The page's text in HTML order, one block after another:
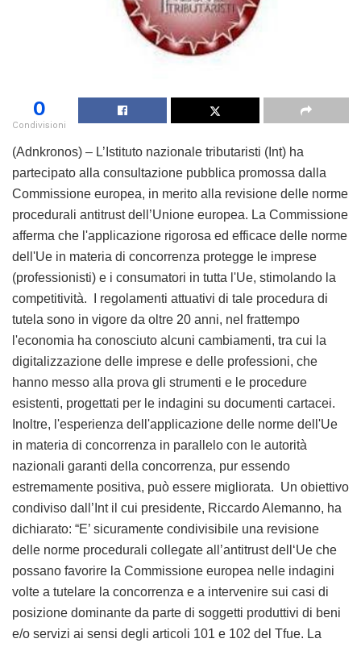
0
Condivisioni
(Adnkronos) – L’Istituto nazionale tributaristi (Int) ha
partecipato alla consultazione pubblica promossa dalla
Commissione europea, in merito alla revisione delle norme
procedurali antitrust dell’Unione europea. La Commissione
afferma che l'applicazione rigorosa ed efficace delle norme
dell'Ue in materia di concorrenza protegge le imprese
(professionisti) e i consumatori in tutta l'Ue, stimolando la
competitività. I regolamenti attuativi di tale procedura di
tutela sono in vigore da oltre 20 anni, nel frattempo
l'economia ha conosciuto alcuni cambiamenti, tra cui la
digitalizzazione delle imprese e delle professioni, che
hanno messo alla prova gli strumenti e le procedure
esistenti, progettati per le indagini su documenti cartacei.
Inoltre, l'esperienza dell'applicazione delle norme dell'Ue
in materia di concorrenza in parallelo con le autorità
nazionali garanti della concorrenza, pur essendo
estremamente positiva, può essere migliorata. Un obiettivo
condiviso dall’Int il cui presidente, Riccardo Alemanno, ha
dichiarato: “E’ sicuramente condivisibile una revisione
delle norme procedurali collegate all’antitrust dell‘Ue che
possano favorire la Commissione europea nelle indagini
volte a tutelare la concorrenza e a intervenire sui casi di
posizione dominante da parte di soggetti produttivi di beni
e/o servizi ai sensi degli articoli 101 e 102 del Tfue. La